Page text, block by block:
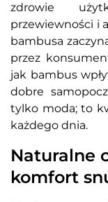
zdrowie
przewiewności i
bambusa
przez
jak bambus
dobre
tylko moda; to
każdego dnia.
Naturalne
komfort